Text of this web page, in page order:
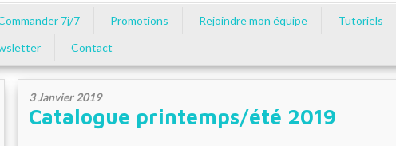
7j/7 Promotions Rejoindre mon équipe Tutoriels
Contact
3 Janvier 2019
Catalogue printemps/été 2019